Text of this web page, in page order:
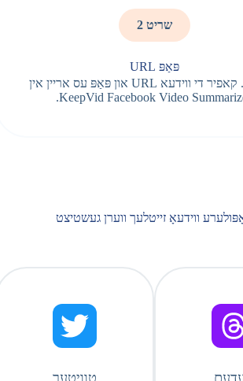
שריט 2
פּאַפּ URL
שריט 2. קאפיר די ווידעא URL און פּאַפּ עס אריין אין
KeepVid Facebook Video
ווידעאָ זייטלעך ווערן געשטיצט
טוויטער